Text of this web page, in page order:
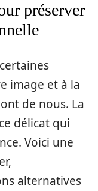
préserver
image et à la
de nous. La
délicat qui
Voici une
alternatives